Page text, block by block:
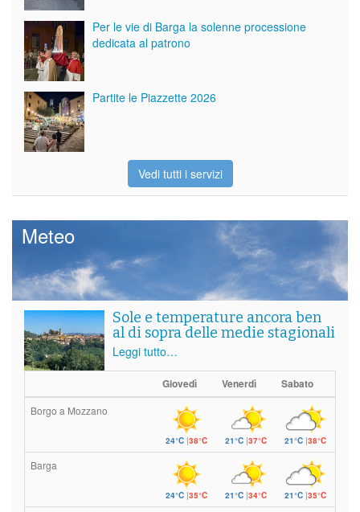
Per le vie di Barga la solenne processione
dedicata al patrono
Partite le Piazzette 2026
Vedi tutti i servizi
Meteo
Sole e temperature ancora ben
al di sopra delle medie stagionali
Leggi tutto…
Giovedì Venerdì Sabato
Borgo a Mozzano
24°C |38°C 21°C |37°C 21°C |38°C
Barga
24°C |35°C 21°C |34°C 21°C |35°C